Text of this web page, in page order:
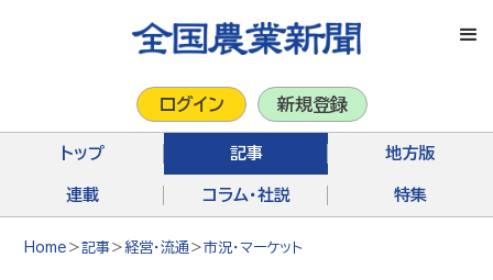
トップ 記事 地方版
連載 コラム・社説 特集
ログイン 新規登録
Home ＞記事＞経営・流通 ＞市況・マーケット